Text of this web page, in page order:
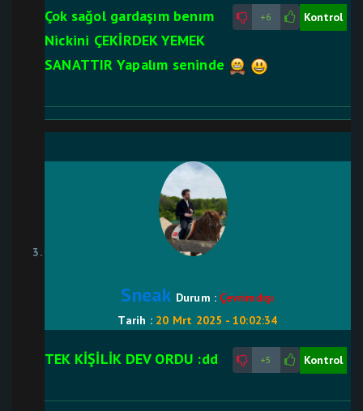
+6 Kontrol
Çok sağol gardaşım benım
Nickini ÇEKİRDEK YEMEK
SANATTIR Yapalım seninde
Sneak Durum : Çevrimdışı
Tarih : 20 Mrt 2025 - 10:02:34
+5 Kontrol
TEK KİŞİLİK DEV ORDU :dd